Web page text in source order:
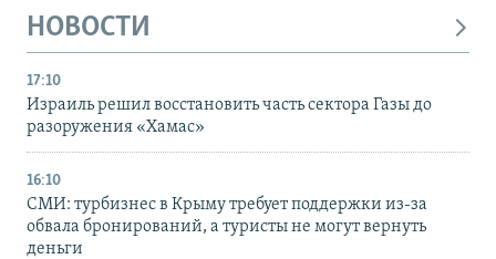
НОВОСТИ
17:10
Израиль решил восстановить часть сектора Газы до
разоружения «Хамас»
16:10
СМИ: турбизнес в Крыму требует поддержки из-за
обвала бронирований, а туристы не могут вернуть
деньги